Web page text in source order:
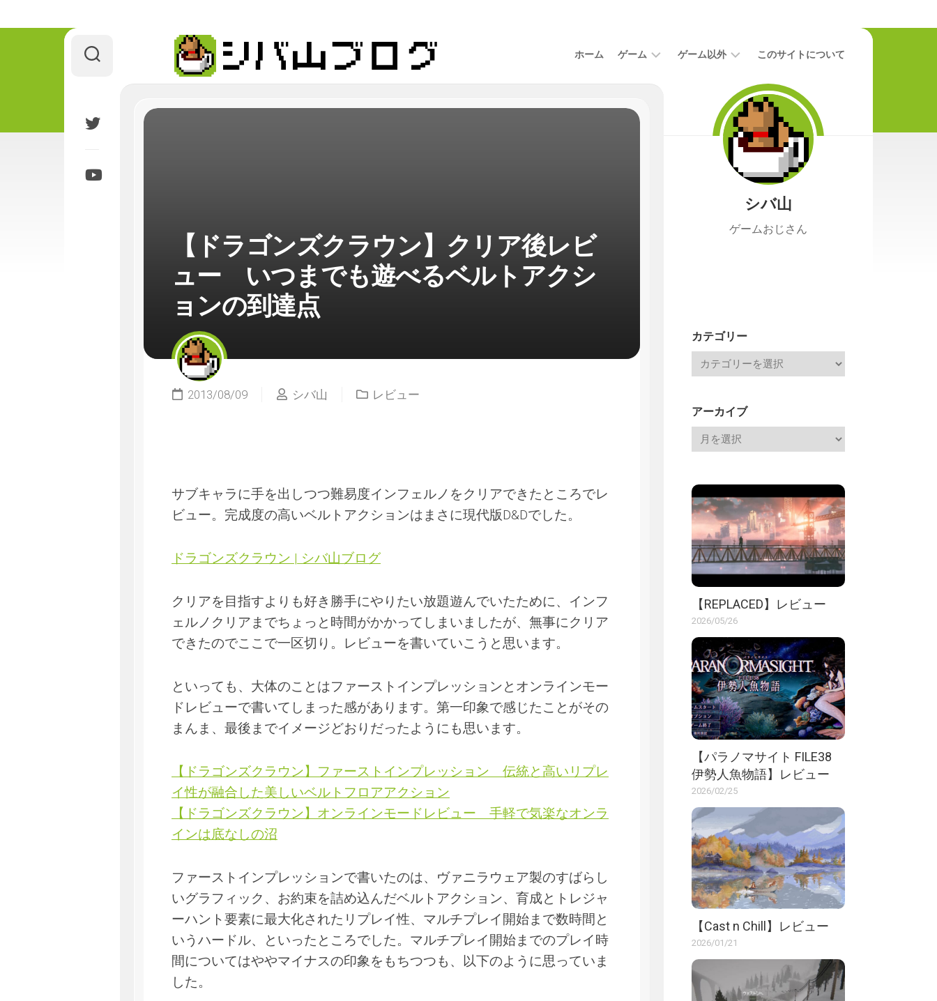
ホーム ゲーム
ビ
ゲーム以外 このサイトについて
【ドラゴンズクラウン】クリア後レビ
ュー いつまでも遊べるベルトアクシ
ョンの到達点
2013/08/09 シバ山 レビュー
サブキャラに手を出しつつ難易度インフェルノをクリアできたところでレ
ビュー。完成度の高いベルトアクションはまさに現代版D&Dでした。
ドラゴンズクラウン | シバ山ブログ
クリアを目指すよりも好き勝手にやりたい放題遊んでいたために、インフ
ェルノクリアまでちょっと時間がかかってしまいましたが、無事にクリア
できたのでここで一区切り。レビューを書いていこうと思います。
といっても、大体のことはファーストインプレッションとオンラインモー
ドレビューで書いてしまった感があります。第一印象で感じたことがその
まんま、最後までイメージどおりだったようにも思います。
【ドラゴンズクラウン】ファーストインプレッション 伝統と高いリプレ
イ性が融合した美しいベルトフロアアクション
【ドラゴンズクラウン】オンラインモードレビュー 手軽で気楽なオンラ
インは底なしの沼
ファーストインプレッションで書いたのは、ヴァニラウェア製のすばらし
いグラフィック、お約束を詰め込んだベルトアクション、育成とトレジャ
ーハント要素に最大化されたリプレイ性、マルチプレイ開始まで数時間と
いうハードル、といったところでした。マルチプレイ開始までのプレイ時
間についてはややマイナスの印象をもちつつも、以下のように思っていま
した。
シバ山
ゲームおじさん
カテゴリー
アーカイブ
【REPLACED】レビュー
2026/05/26
【パラノマサイト FILE38
伊勢人魚物語】レビュー
2026/02/25
【Cast n Chill】レビュー
2026/01/21